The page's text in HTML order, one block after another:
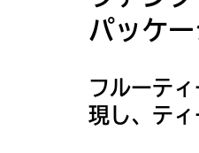
パッケ
フルーテ
現し、ティ